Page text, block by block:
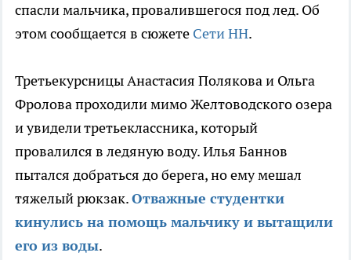
спасли мальчика, провалившегося под лед. Об
этом сообщается в сюжете Сети НН.
Третьекурсницы Анастасия Полякова и Ольга
Фролова проходили мимо Желтоводского озера
и увидели третьеклассника, который
провалился в ледяную воду. Илья Баннов
пытался добраться до берега, но ему мешал
тяжелый рюкзак.Отважные студентки
кинулись на помощь мальчику и вытащили
его из воды.